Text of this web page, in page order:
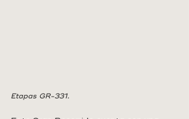
Etapas GR-331.